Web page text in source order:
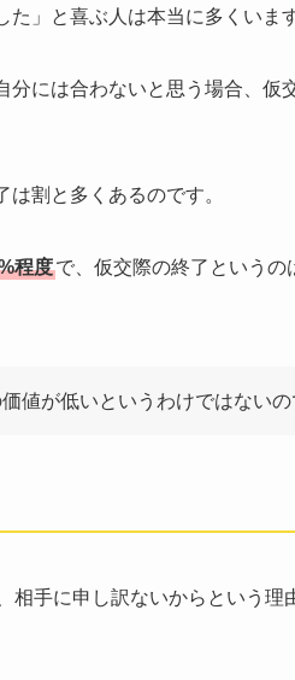
」と喜ぶ人は本当に多くいます
には合わないと思う場合、 仮
割と多くあるのです。
程度で、仮交際の終了という
値が低いというわけではないの
相手に申し訳ないからという理